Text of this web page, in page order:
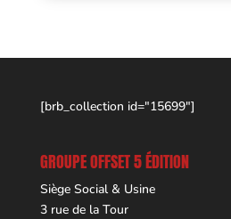
[brb_collection id="15699"]
GROUPE OFFSET 5 ÉDITION
Siège Social & Usine
3 rue de la Tour